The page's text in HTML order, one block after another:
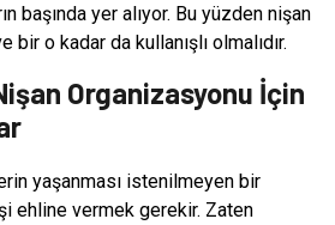
başında yer alıyor. Bu yüzden nişan
bir o kadar da kullanışlı olmalıdır.
Organizasyonu İçin
yaşanması istenilmeyen bir
ehline vermek gerekir. Zaten